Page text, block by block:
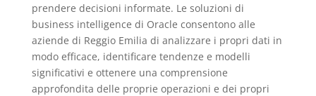
prendere decisioni informate. Le soluzioni di
business intelligence di Oracle consentono alle
aziende di Reggio Emilia di analizzare i propri dati in
modo efficace, identificare tendenze e modelli
significativi e ottenere una comprensione
approfondita delle proprie operazioni e dei propri